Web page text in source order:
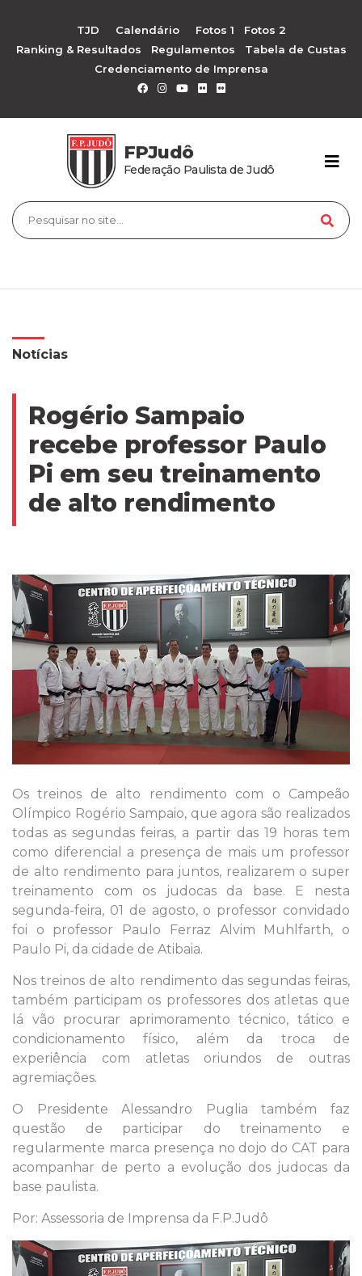
TJD Calendário Fotos 1
Fotos 2
Ranking & Resultados
Regulamentos
Tabela de Custas
Credenciamento de Imprensa
FPJudô
Federação Paulista de Judô
Notícias
Rogério Sampaio
recebe professor Paulo
Pi em seu treinamento
de alto rendimento
Os treinos de alto rendimento com o Campeão
Olímpico Rogério Sampaio, que agora são realizados
todas as segundas feiras, a partir das 19 horas tem
como diferencial a presença de mais um professor
de alto rendimento para juntos, realizarem o super
treinamento com os judocas da base. E nesta
segunda-feira, 01 de agosto, o professor convidado
foi o professor Paulo Ferraz Alvim Muhlfarth, o
Paulo Pi, da cidade de Atibaia.
Nos treinos de alto rendimento das segundas feiras,
também participam os professores dos atletas que
lá vão procurar aprimoramento técnico, tático e
condicionamento físico, além da troca de
experiência com atletas oriundos de outras
agremiações.
O Presidente Alessandro Puglia também faz
questão de participar do treinamento e
regularmente marca presença no dojo do CAT para
acompanhar de perto a evolução dos judocas da
base paulista.
Por: Assessoria de Imprensa da F.P.Judô